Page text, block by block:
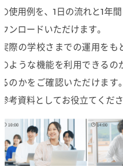
の使用例を、1日の流れと1年
ウンロードいただけます。
実際の学校さまでの運用を
のような機能を利用できる
るのかをご確認いただけま
参考資料としてお役立てくださ